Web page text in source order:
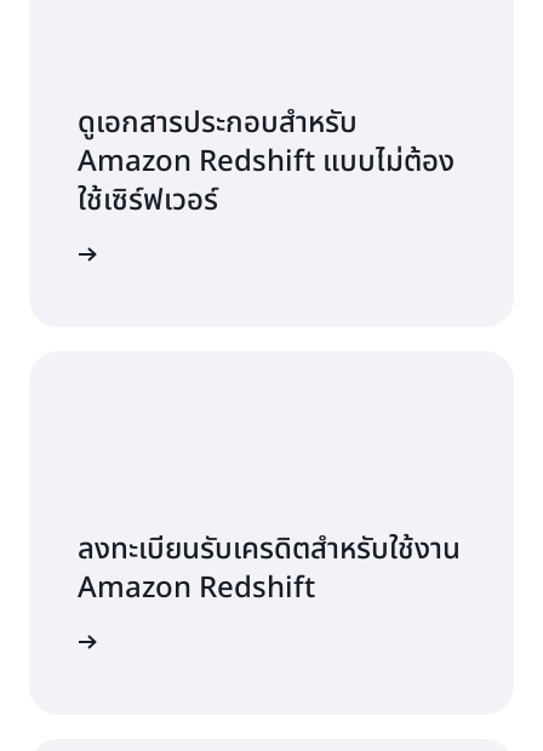
ดูเอกสารประกอบสำหรับ
Amazon Redshift แบบไม่ต้อง
ใช้เซิร์ฟเวอร์
ลงทะเบียนรับเครดิตสำหรับใช้งาน
Amazon Redshift